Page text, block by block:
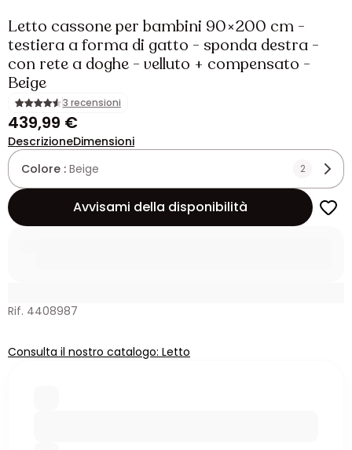
Letto cassone per bambini 90×200 cm -
testiera a forma di gatto - sponda destra -
con rete a doghe - velluto + compensato -
Beige
3 recensioni
439,99 €
DescrizioneDimensioni
Colore : Beige 2
Avvisami della disponibilità
Rif. 4408987
Consulta il nostro catalogo: Letto